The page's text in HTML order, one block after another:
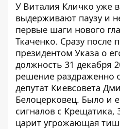
У Виталия Кличко уже
выдерживают паузу и
первые шаги нового
Ткаченко. Сразу после
президентом Указа о
должность 31 декабря
решение раздраженно
депутат Киевсовета
Белоцерковец. Было и
сигналов с Крещатика,
царит угрожающая